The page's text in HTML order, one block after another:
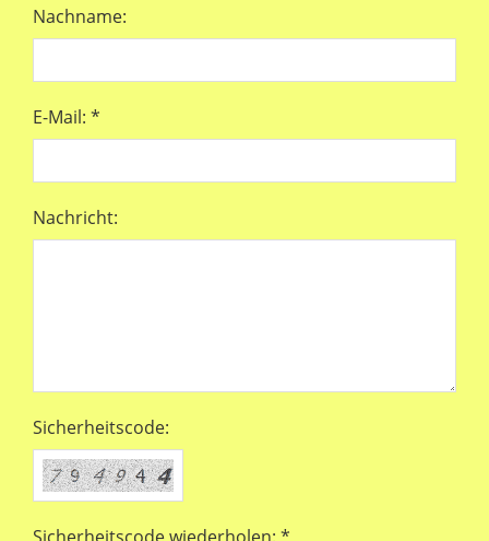
Nachname:
E-Mail: *
Nachricht:
Sicherheitscode: